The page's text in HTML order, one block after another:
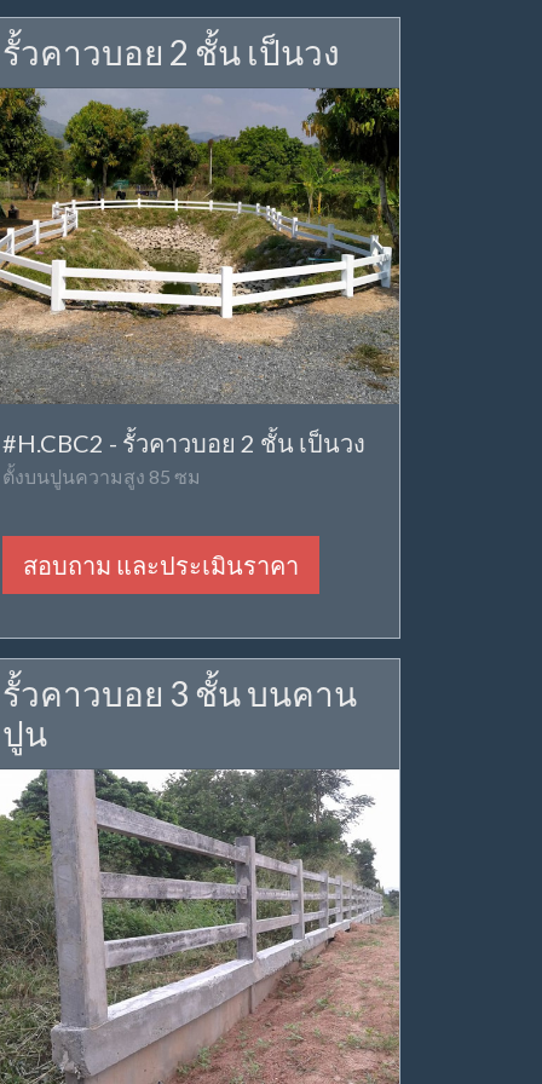
รั้วคาวบอย 2 ชั้น เป็นวง
#H.CBC2 - รั้วคาวบอย 2 ชั้น เป็นวง
ตั้งบนปูนความสูง 85 ซม
สอบถาม และประเมินราคา
รั้วคาวบอย 3 ชั้น บนคาน
ปูน